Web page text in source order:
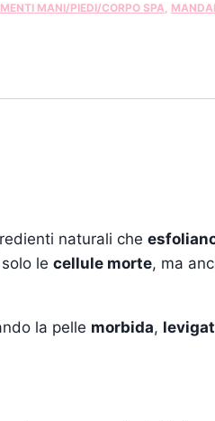
MANI/PIEDI/CORPO SPA,
naturali che
le cellule morte, ma
la pelle morbida,